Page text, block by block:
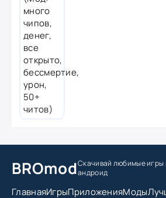
BROmodСкачивай любимые игры
андроид
ГлавнаяИгрыПриложенияМоды